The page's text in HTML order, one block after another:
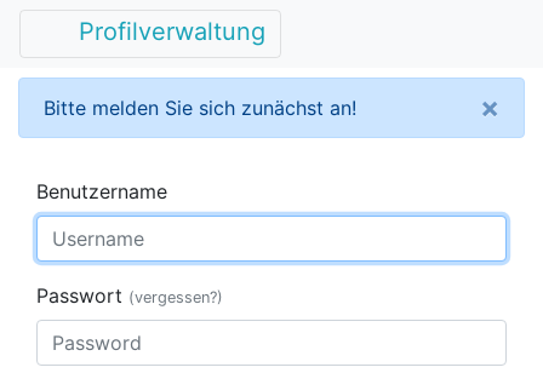
Profilverwaltung
Bitte melden Sie sich zunächst an! ×
Benutzername
Passwort (vergessen?)